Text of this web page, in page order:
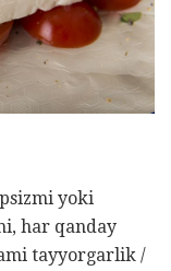
yoki
har qanday
tayyorgarlik /